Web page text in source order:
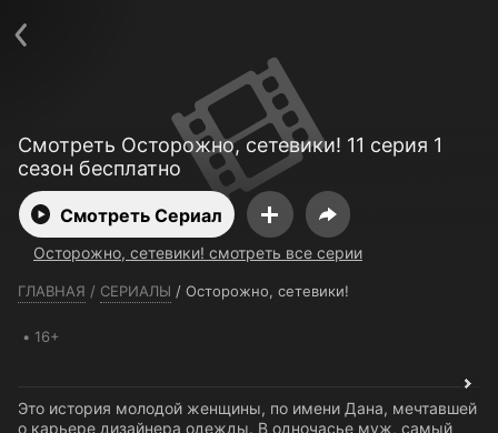
Смотреть Осторожно, сетевики! 11 серия 1
сезон бесплатно
Смотреть Сериал
Осторожно, сетевики! смотреть все серии
ГЛАВНАЯ / СЕРИАЛЫ / Осторожно, сетевики!
16+
Это история молодой женщины, по имени Дана, мечтавшей
о карьере дизайнера одежды. В одночасье муж, самый
Политика конфиденциальности
Открыть приложение